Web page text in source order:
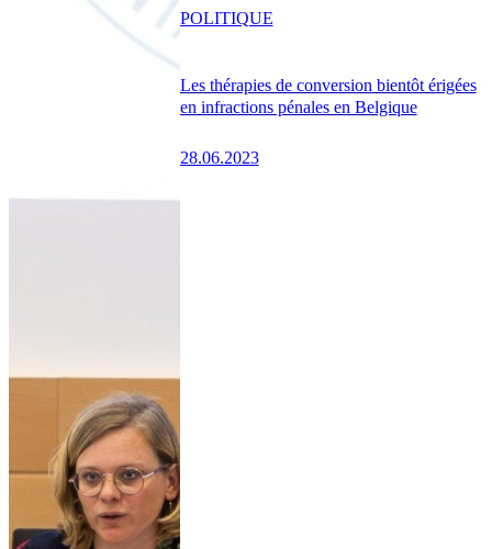
Les thérapies de conversion bientôt érigées
en infractions pénales en Belgique
28.06.2023
POLITIQUE